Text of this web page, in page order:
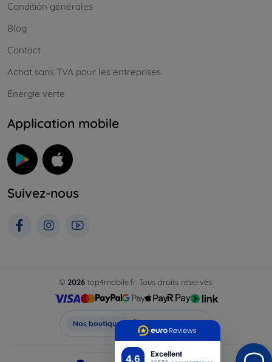
4.6 Excellent
Conditión générales
Blog
Contact
Achat sans TVA pour les entreprises
Énergie verte
Application mobile
Suivez-nous
© 2026 top4mobile.fr. Tous droits réservés.
Nos boutiques Top4Mobile.fr